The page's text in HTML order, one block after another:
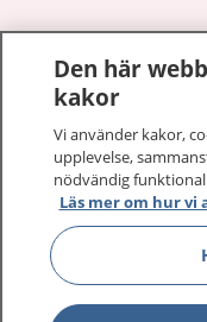
1177 på flera språk
Om 1177
Kontakt
Den här
kakor
Vi använder kakor,
upplevelse,
nödvändig
Läs mer om hur vi